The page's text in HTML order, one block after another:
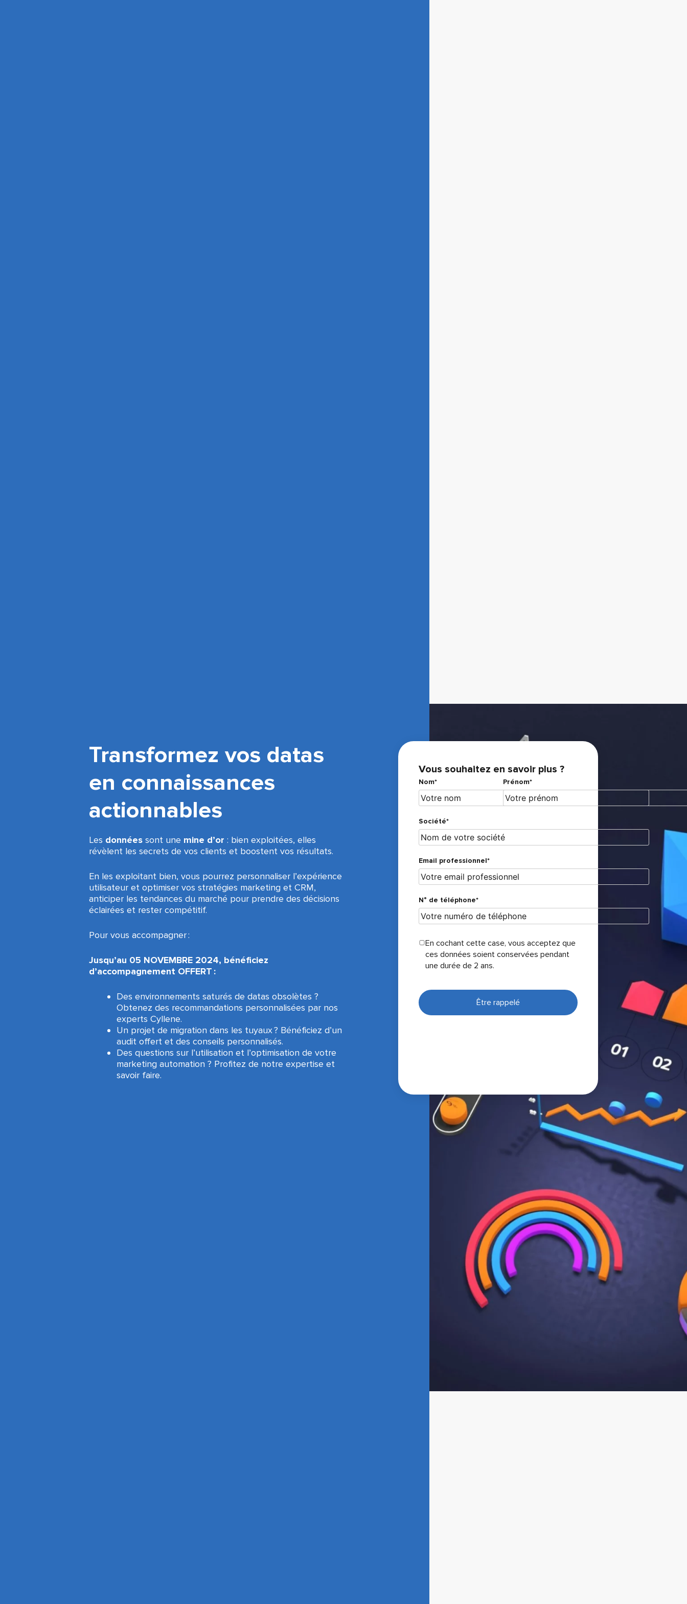
Transformez vos datas
en connaissances
actionnables
Les données sont une mine d’or : bien exploitées, elles
révèlent les secrets de vos clients et boostent vos résultats.
En les exploitant bien, vous pourrez personnaliser l’expérience
utilisateur et optimiser vos stratégies marketing et CRM,
anticiper les tendances du marché pour prendre des décisions
éclairées et rester compétitif.
Pour vous accompagner :
Jusqu’au 05 NOVEMBRE 2024, bénéficiez
d’accompagnement OFFERT :
Des environnements saturés de datas obsolètes ?
Obtenez des recommandations personnalisées par nos
experts Cyllene.
Un projet de migration dans les tuyaux ? Bénéficiez d’un
audit offert et des conseils personnalisés.
Des questions sur l’utilisation et l’optimisation de votre
marketing automation ? Profitez de notre expertise et
savoir faire.
Vous souhaitez en savoir plus ?
Nom* Prénom*
Société*
Email professionnel*
N° de téléphone*
En cochant cette case, vous acceptez que
ces données soient conservées pendant
une durée de 2 ans.
Être rappelé